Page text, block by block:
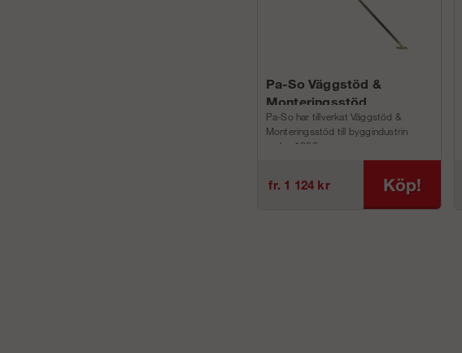
Pa-So Väggstöd &
Monteringsstöd
Pa-So har tillverkat Väggstöd &
Monteringsstöd till byggindustrin
sedan 1986, a...
fr. 1 124 kr Köp!